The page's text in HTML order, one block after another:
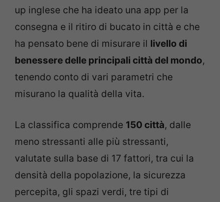
up inglese che ha ideato una app per la
consegna e il ritiro di bucato in città e che
ha pensato bene di misurare il livello di
benessere delle principali città del mondo,
tenendo conto di vari parametri che
misurano la qualità della vita.
La classifica comprende 150 città, dalle
meno stressanti alle più stressanti,
valutate sulla base di 17 fattori, tra cui la
densità della popolazione, la sicurezza
percepita, gli spazi verdi, tre tipi di